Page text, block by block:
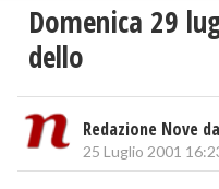
Domenica 29
dello
Redazione Nove
25 Luglio 2001